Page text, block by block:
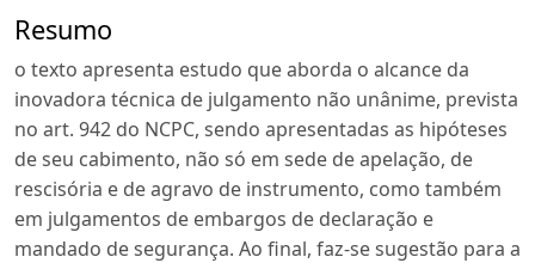
Resumo
o texto apresenta estudo que aborda o alcance da
inovadora técnica de julgamento não unânime, prevista
no art. 942 do NCPC, sendo apresentadas as hipóteses
de seu cabimento, não só em sede de apelação, de
rescisória e de agravo de instrumento, como também
em julgamentos de embargos de declaração e
mandado de segurança. Ao final, faz-se sugestão para a